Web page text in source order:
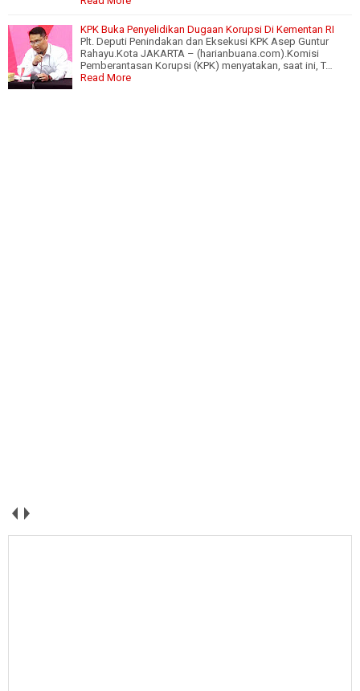
KPK Buka Penyelidikan Dugaan Korupsi Di Kementan RI
Plt. Deputi Penindakan dan Eksekusi KPK Asep Guntur
Rahayu.Kota JAKARTA – (harianbuana.com).Komisi
Pemberantasan Korupsi (KPK) menyatakan, saat ini, T…
Read More